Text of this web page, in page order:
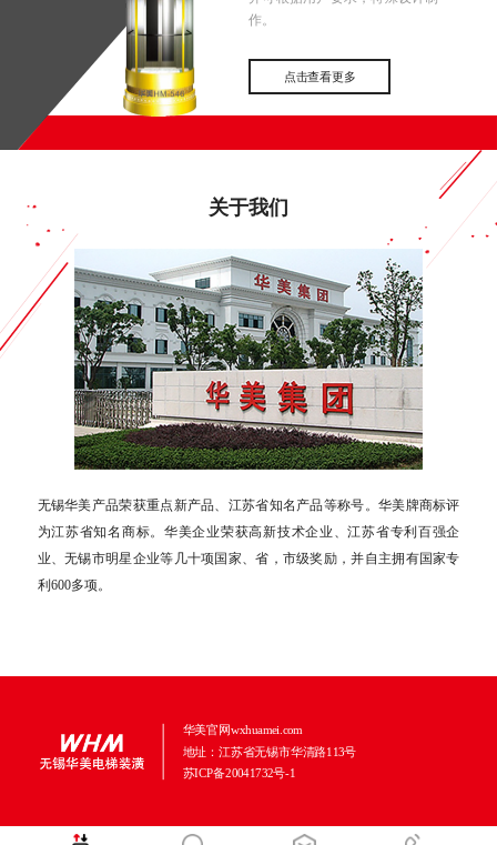
作。
点击查看更多
关于我们
无锡华美产品荣获重点新产品、江苏省知名产品等称号。华美牌商标评
为江苏省知名商标。华美企业荣获高新技术企业、江苏省专利百强企
业、无锡市明星企业等几十项国家、省，市级奖励，并自主拥有国家专
利600多项。
华美官网wxhuamei.com
地址：江苏省无锡市华清路113号
苏ICP备20041732号-1